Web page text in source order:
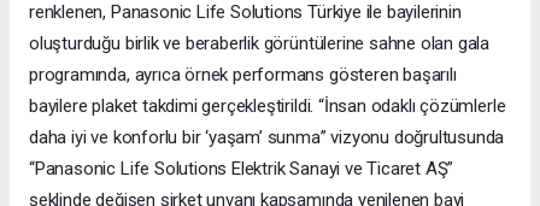
renklenen, Panasonic Life Solutions Türkiye ile bayilerinin
oluşturduğu birlik ve beraberlik görüntülerine sahne olan gala
programında, ayrıca örnek performans gösteren başarılı
bayilere plaket takdimi gerçekleştirildi. “İnsan odaklı çözümlerle
daha iyi ve konforlu bir ‘yaşam’ sunma” vizyonu doğrultusunda
“Panasonic Life Solutions Elektrik Sanayi ve Ticaret AŞ”
şeklinde değişen şirket unvanı kapsamında yenilenen bayi